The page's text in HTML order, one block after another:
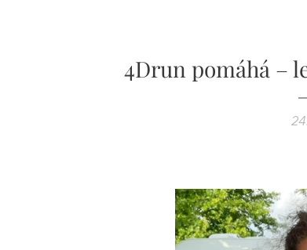
4Drun pomáhá –